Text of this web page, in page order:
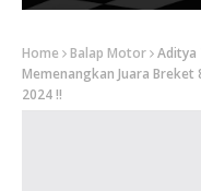
Home Balap Motor Aditya
Memenangkan Juara
2024 !!